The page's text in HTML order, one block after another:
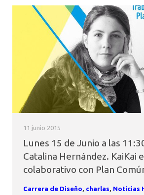
11 junio 2015
Lunes 15 de Junio a las
Catalina Hernández. KaiKai
colaborativo con Plan
Carrera de Diseño, charlas, Noticias